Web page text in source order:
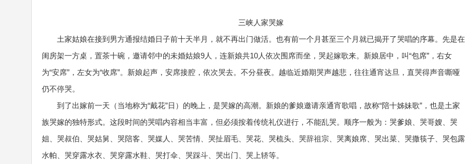
三峡人家哭嫁
土家姑娘在接到男方通报结婚日子前十天半月，就不再出门做活。也有前一个月甚至三个月就已揭开了哭唱的序幕。先是在
闺房架一方桌，置茶十碗，邀请邻中的未婚姑娘9人，连新娘共10人依次围席而坐，哭起嫁歌来。新娘居中，叫“包席”，右女
为“安席”，左女为“收席”。新娘起声，安席接腔，依次哭去。不分昼夜。越临近婚期哭声越悲，往往通宵达旦，直哭得声音嘶哑
仍不停哭。
到了出嫁前一天（当地称为“戴花”日）的晚上，是哭嫁的高潮。新娘的爹娘邀请亲通宵歌唱，故称“陪十姊妹歌”，也是土家
族哭嫁的独特形式。这段时间的哭唱内容相当丰富，但必须按着传统礼仪进行，不能乱哭。顺序一般为：哭爹娘、哭哥嫂、哭
姐、哭叔伯、哭姑舅、哭陪客、哭媒人、哭苦情、哭扯眉毛、哭花、哭梳头、哭辞祖宗、哭离娘席、哭出菜、哭撒筷子、哭包露
水帕、哭穿露水衣、哭穿露水鞋、哭打伞、哭踩斗、哭出门、哭上轿等。